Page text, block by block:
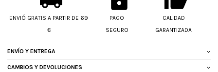
ENVIÓ GRATIS A PARTIR DE 69
€
PAGO
SEGURO
CALIDAD
GARANTIZADA
ENVÍO Y ENTREGA
CAMBIOS Y DEVOLUCIONES